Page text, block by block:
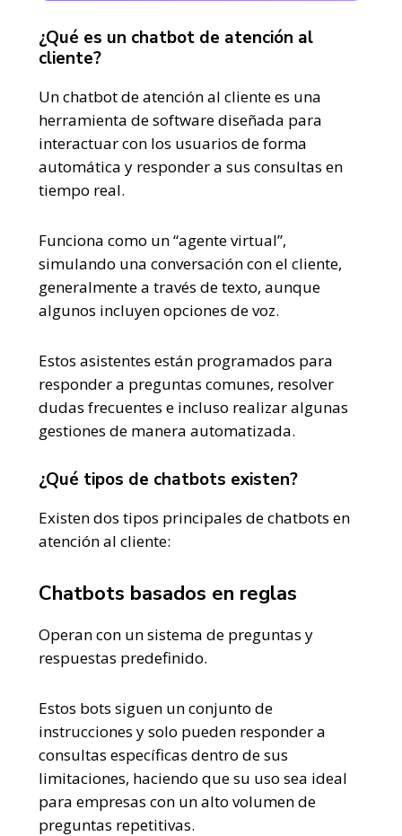
¿Qué es un chatbot de atención al
cliente?
Un chatbot de atención al cliente es una
herramienta de software diseñada para
interactuar con los usuarios de forma
automática y responder a sus consultas en
tiempo real.
Funciona como un “agente virtual”,
simulando una conversación con el cliente,
generalmente a través de texto, aunque
algunos incluyen opciones de voz.
Estos asistentes están programados para
responder a preguntas comunes, resolver
dudas frecuentes e incluso realizar algunas
gestiones de manera automatizada.
¿Qué tipos de chatbots existen?
Existen dos tipos principales de chatbots en
atención al cliente:
Chatbots basados en reglas
Operan con un sistema de preguntas y
respuestas predefinido.
Estos bots siguen un conjunto de
instrucciones y solo pueden responder a
consultas específicas dentro de sus
limitaciones, haciendo que su uso sea ideal
para empresas con un alto volumen de
preguntas repetitivas.